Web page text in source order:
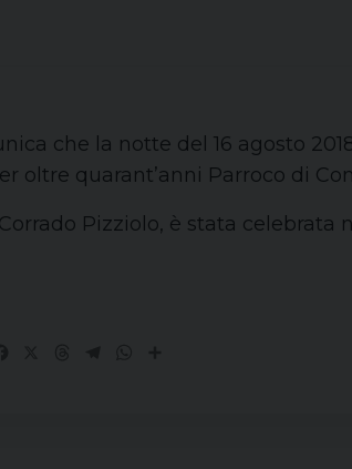
che la notte del 16 agosto
oltre quarant’anni Parroco di
Pizziolo, è stata